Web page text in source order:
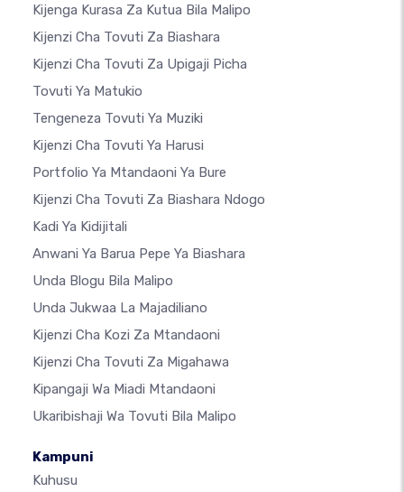
Kijenga Kurasa Za Kutua Bila Malipo
Kijenzi Cha Tovuti Za Biashara
Kijenzi Cha Tovuti Za Upigaji Picha
Tovuti Ya Matukio
Tengeneza Tovuti Ya Muziki
Kijenzi Cha Tovuti Ya Harusi
Portfolio Ya Mtandaoni Ya Bure
Kijenzi Cha Tovuti Za Biashara Ndogo
Kadi Ya Kidijitali
Anwani Ya Barua Pepe Ya Biashara
Unda Blogu Bila Malipo
Unda Jukwaa La Majadiliano
Kijenzi Cha Kozi Za Mtandaoni
Kijenzi Cha Tovuti Za Migahawa
Kipangaji Wa Miadi Mtandaoni
Ukaribishaji Wa Tovuti Bila Malipo
Kampuni
Kuhusu